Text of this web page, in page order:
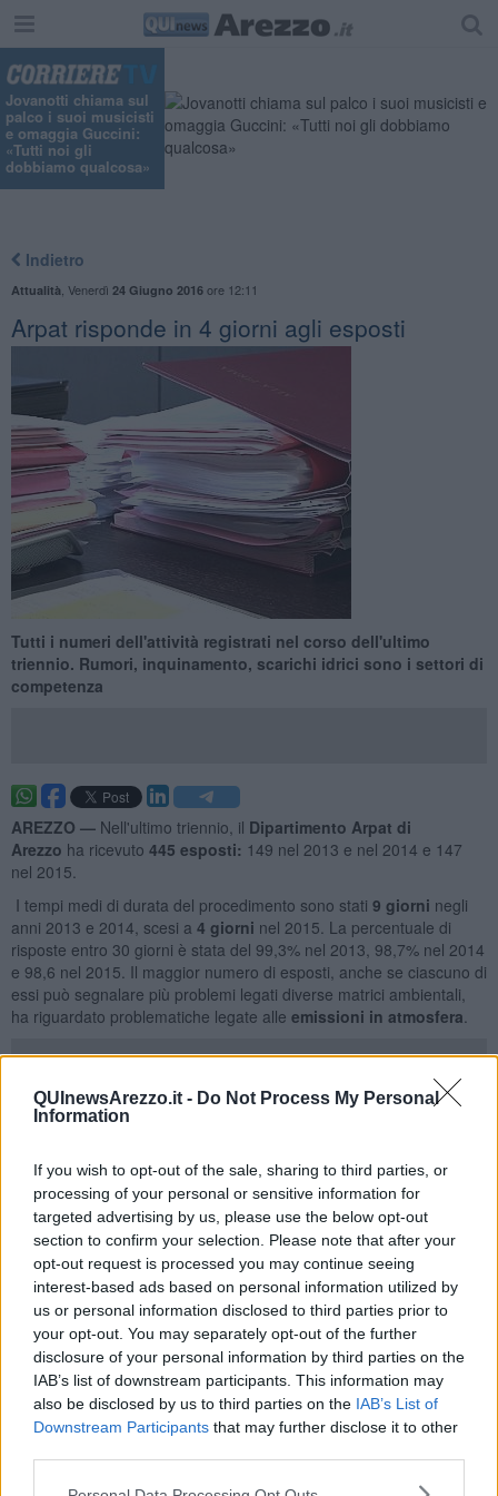
QUInewsArezzo.it - Do Not Process My Personal
Information
If you wish to opt-out of the sale, sharing to third parties, or
processing of your personal or sensitive information for
targeted advertising by us, please use the below opt-out
section to confirm your selection. Please note that after your
opt-out request is processed you may continue seeing
interest-based ads based on personal information utilized by
us or personal information disclosed to third parties prior to
your opt-out. You may separately opt-out of the further
disclosure of your personal information by third parties on the
IAB’s list of downstream participants. This information may
also be disclosed by us to third parties on the IAB’s List of
Downstream Participants that may further disclose it to other
Jovanotti chiama sul
palco i suoi musicisti
e omaggia Guccini:
«Tutti noi gli
dobbiamo qualcosa»
Indietro
Attualità Venerdì 24 Giugno 2016ore 12:11
Arpat risponde in 4 giorni agli esposti
Tutti i numeri dell'attività registrati nel corso dell'ultimo
triennio. Rumori, inquinamento, scarichi idrici sono i settori di
competenza
AREZZO — Nell'ultimo triennio, il Dipartimento Arpat di
Arezzo ha ricevuto 445 esposti: 149 nel 2013 e nel 2014 e 147
nel 2015.
I tempi medi di durata del procedimento sono stati 9 giorni negli
anni 2013 e 2014, scesi a 4 giorni nel 2015. La percentuale di
risposte entro 30 giorni è stata del 99,3% nel 2013, 98,7% nel 2014
e 98,6 nel 2015. Il maggior numero di esposti, anche se ciascuno di
essi può segnalare più problemi legati diverse matrici ambientali,
ha riguardato problematiche legate alle emissioni in atmosfera
l dato complessivo dei comuni risulta abbastanza coerente con le
registrato nel Capoluogo, con la sola eccezione del comune di
Terranuova Bracciolinidove insiste un impianto di notevoli
dimensioni per gestione dei rifiuti, sul quale sono pervenute diverse
le segnalazioni per cattivi odori. Le segnalazioni dovute a cattivi
odori dalla stessa fonte, pervenute nella stessa giornata, non
comportano l'apertura di più esposti, procedura che potrebbe
falsare il dato complessivo.
Tuttavia tale fenomeno, cioè più segnalazioni per la stessa causa,
anche in zone non immediatamente limitrofe alla fonte, è in lieve
flessione. Si ritiene che ciò possa derivare dall'adozione di soluzioni
tecniche migliorative che in alcuni casi, ad Arezzo come a
Terranova Bracciolini, hanno contribuito a contenere il grado e
l'estensione di emissioni maleodoranti.